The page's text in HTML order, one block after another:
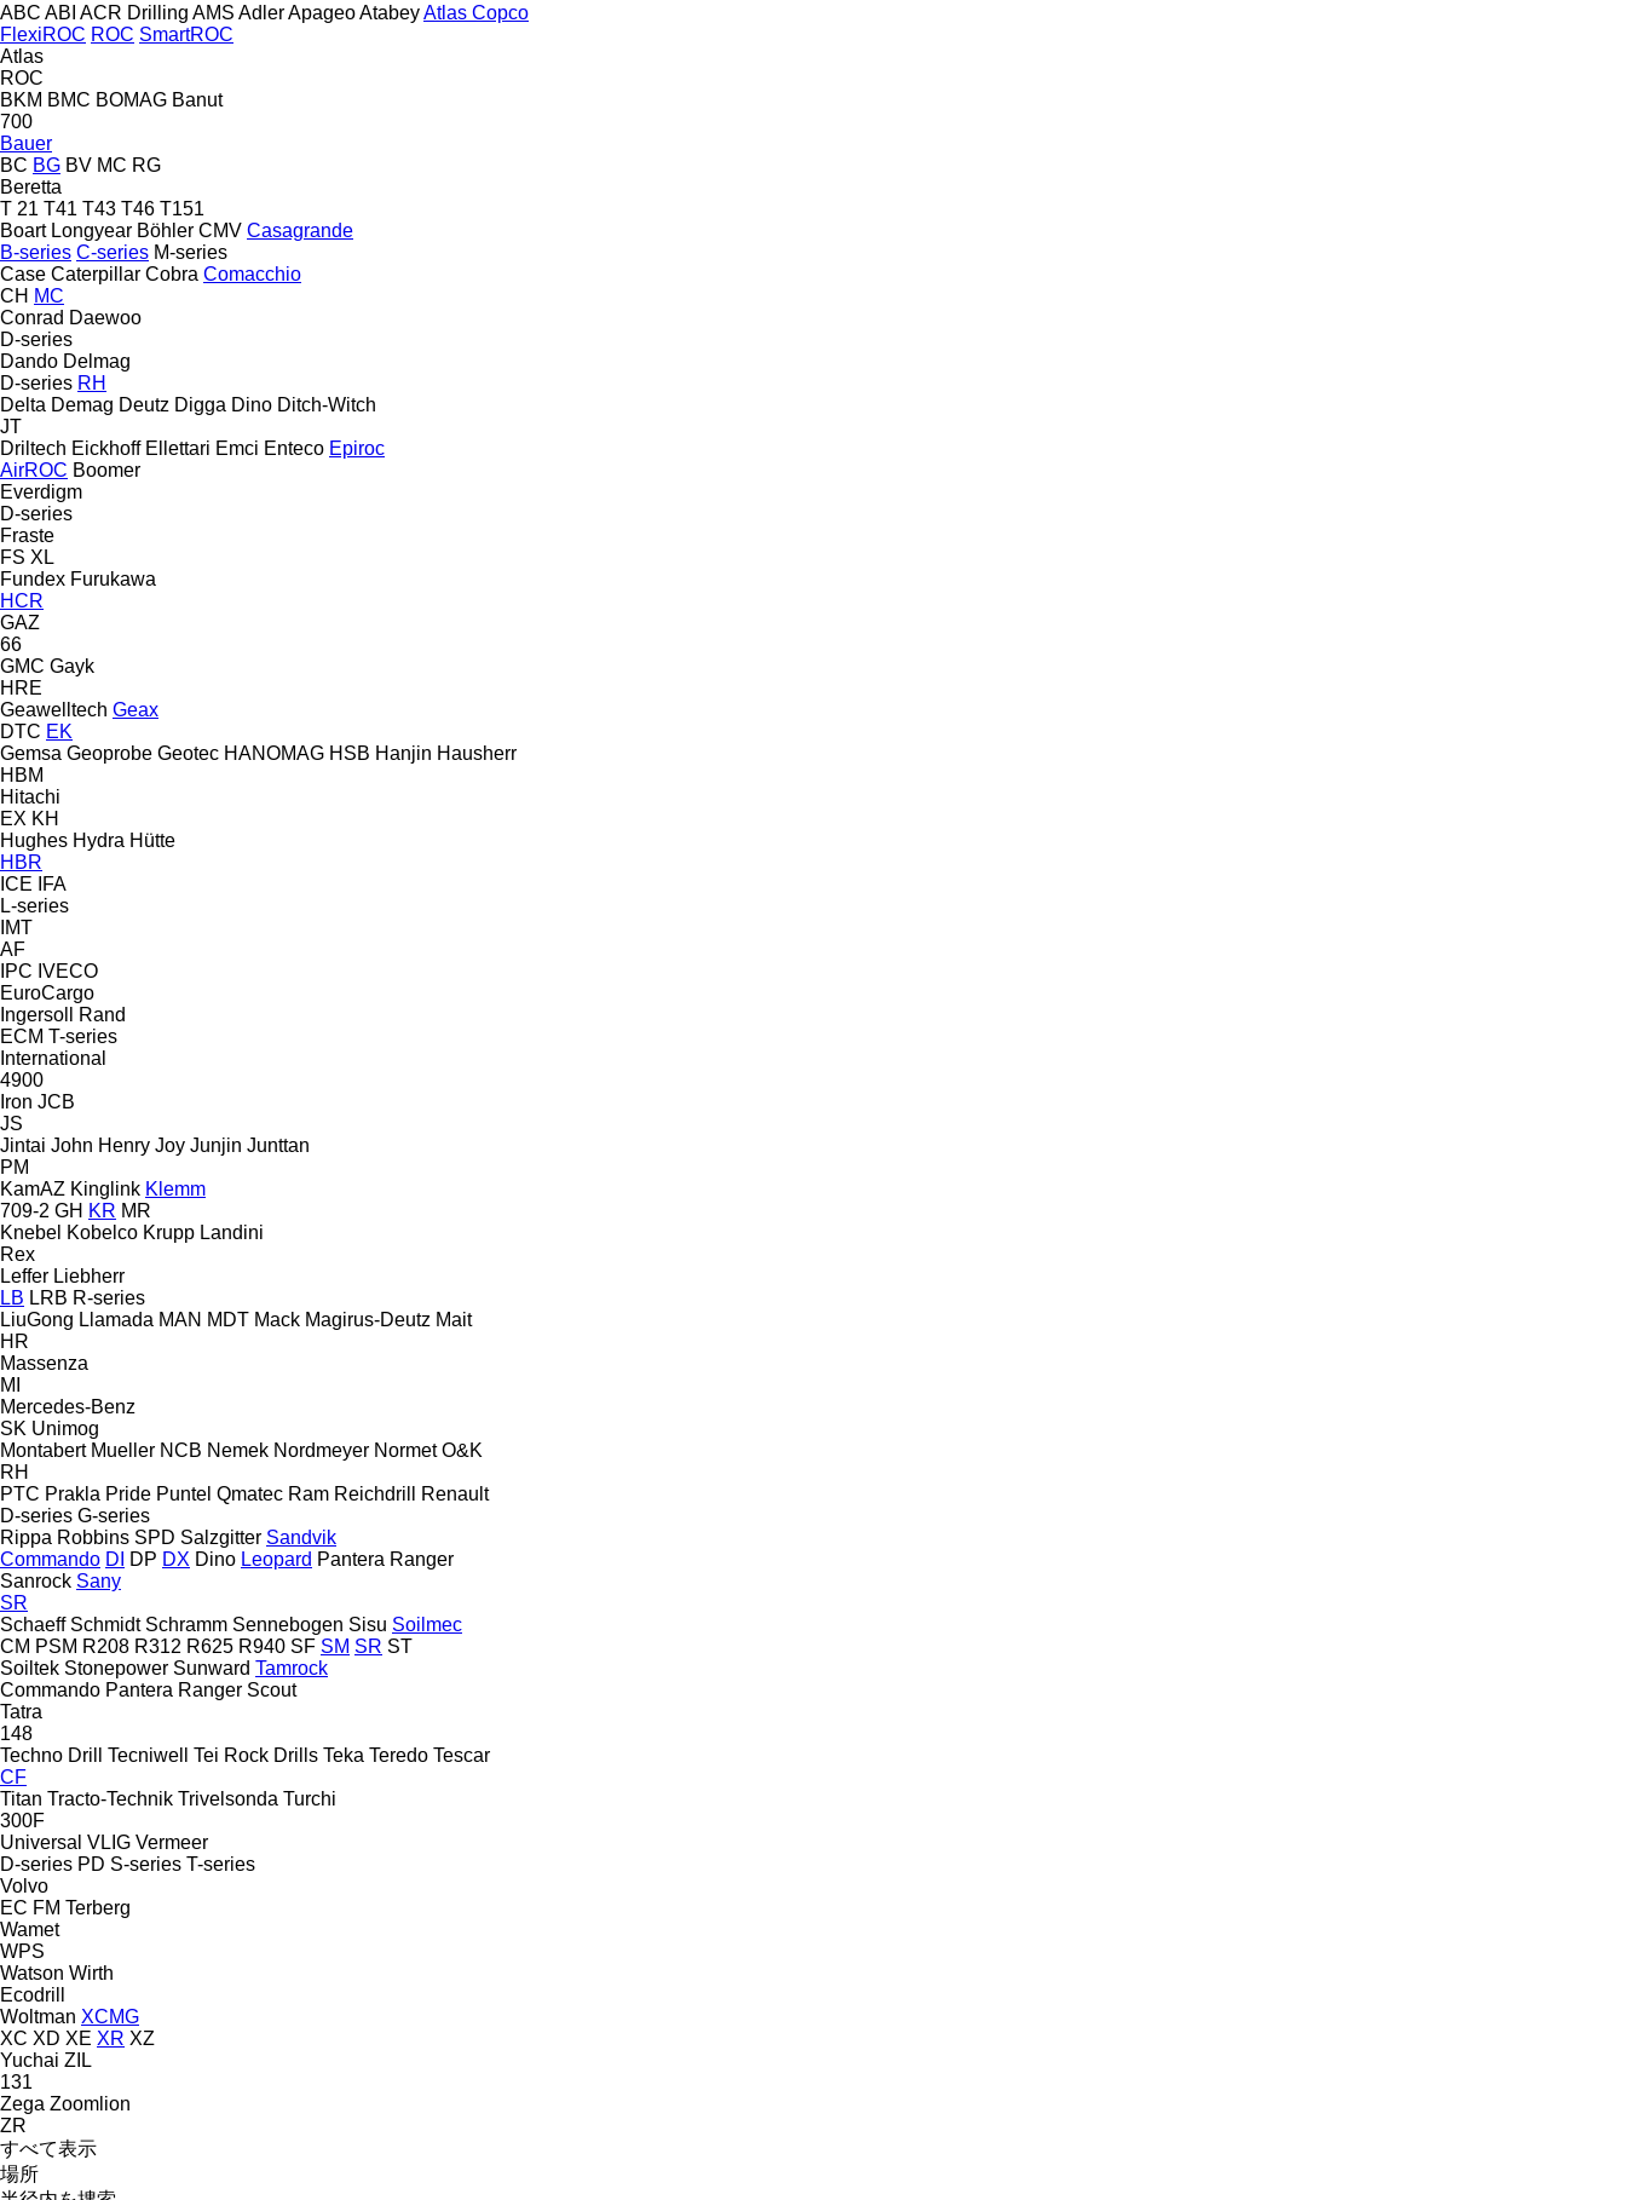
ABC ABI ACR Drilling AMS AdlerApageoAtabeyAtlas Copco
FlexiROC ROC SmartROC
Atlas
ROC
BKM BMC BOMAG Banut
700
Bauer
BC BG BV MC RG
Beretta
T 21 T41 T43 T46 T151
Boart Longyear Böhler CMV Casagrande
B-series C-series M-series
Case Caterpillar Cobra Comacchio
CH MC
Conrad Daewoo
D-series
Dando Delmag
D-series RH
Delta Demag Deutz Digga Dino Ditch-Witch
JT
Driltech Eickhoff Ellettari Emci Enteco Epiroc
AirROC Boomer
Everdigm
D-series
Fraste
FS XL
Fundex Furukawa
HCR
GAZ
66
GMC Gayk
HRE
Geawelltech Geax
DTC EK
Gemsa Geoprobe Geotec HANOMAG HSB Hanjin Hausherr
HBM
Hitachi
EX KH
Hughes Hydra Hütte
HBR
ICE
IFA
L-series
IMT
AF
IPC IVECO
EuroCargo
Ingersoll Rand
ECM T-series
International
4900
Iron JCB
JS
Jintai John Henry Joy Junjin Junttan
PM
KamAZ Kinglink Klemm
709-2 GH KR MR
Knebel Kobelco Krupp Landini
Rex
Leffer Liebherr
LB LRB R-series
LiuGong Llamada MAN MDT Mack Magirus-Deutz Mait
HR
Massenza
MI
Mercedes-Benz
SK Unimog
Montabert Mueller NCB Nemek Nordmeyer Normet O&K
RH
PTC Prakla Pride Puntel Qmatec Ram Reichdrill
Renault
D-series G-series
Rippa Robbins SPD Salzgitter Sandvik
Commando DI DP DX Dino Leopard Pantera Ranger
Sanrock Sany
SR
Schaeff Schmidt Schramm Sennebogen Sisu Soilmec
CM PSM R208 R312 R625 R940 SF SM SR ST
Soiltek Stonepower Sunward Tamrock
Commando Pantera Ranger Scout
Tatra
148
Techno Drill
Tecniwell Tei Rock Drills Teka Teredo Tescar
CF
Titan Tracto-Technik Trivelsonda Turchi
300F
Universal VLIG Vermeer
D-series PD S-series T-series
Volvo
EC FM Terberg
Wamet
WPS
Watson Wirth
Ecodrill
Woltman XCMG
XC XD XE XR XZ
Yuchai ZIL
131
Zega Zoomlion
ZR
すべて表示
場所